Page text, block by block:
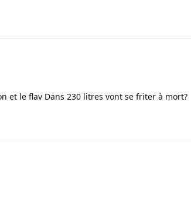
et le flav Dans 230 litres vont se friter à mort?